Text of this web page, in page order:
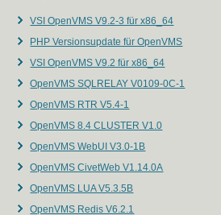
VSI OpenVMS V9.2-3 für x86_64
PHP Versionsupdate für OpenVMS
VSI OpenVMS V9.2 für x86_64
OpenVMS SQLRELAY V0109-0C-1
OpenVMS RTR V5.4-1
OpenVMS 8.4 CLUSTER V1.0
OpenVMS WebUI V3.0-1B
OpenVMS CivetWeb V1.14.0A
OpenVMS LUA V5.3.5B
OpenVMS Redis V6.2.1